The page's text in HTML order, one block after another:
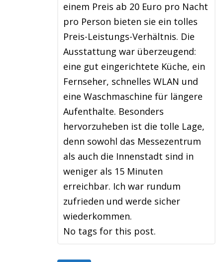
einem Preis ab 20 Euro pro Nacht
pro Person bieten sie ein tolles
Preis-Leistungs-Verhältnis. Die
Ausstattung war überzeugend:
eine gut eingerichtete Küche, ein
Fernseher, schnelles WLAN und
eine Waschmaschine für längere
Aufenthalte. Besonders
hervorzuheben ist die tolle Lage,
denn sowohl das Messezentrum
als auch die Innenstadt sind in
weniger als 15 Minuten
erreichbar. Ich war rundum
zufrieden und werde sicher
wiederkommen.
No tags for this post.